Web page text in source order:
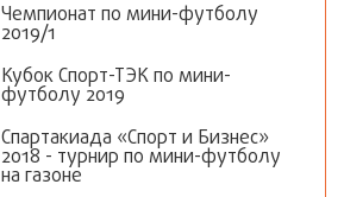
Чемпионат по мини-футболу
2019/1
Кубок Спорт-ТЭК по мини-
футболу 2019
Спартакиада «Спорт и Бизнес»
2018 - турнир по мини-футболу
на газоне